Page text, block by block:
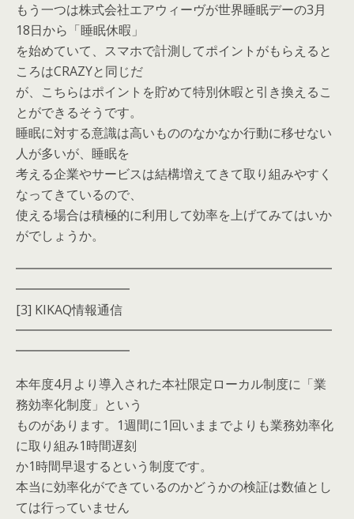
もう一つは株式会社エアウィーヴが世界睡眠デーの3月
18日から「睡眠休暇」
を始めていて、スマホで計測してポイントがもらえると
ころはCRAZYと同じだ
が、こちらはポイントを貯めて特別休暇と引き換えるこ
とができるそうです。
睡眠に対する意識は高いもののなかなか行動に移せない
人が多いが、睡眠を
考える企業やサービスは結構増えてきて取り組みやすく
なってきているので、
使える場合は積極的に利用して効率を上げてみてはいか
がでしょうか。
━━━━━━━━━━━━━━━━━━━━━━━━━
━━━━━━━━━
[3] KIKAQ情報通信
━━━━━━━━━━━━━━━━━━━━━━━━━
━━━━━━━━━
本年度4月より導入された本社限定ローカル制度に「業
務効率化制度」という
ものがあります。1週間に1回いままでよりも業務効率化
に取り組み1時間遅刻
か1時間早退するという制度です。
本当に効率化ができているのかどうかの検証は数値とし
ては行っていません